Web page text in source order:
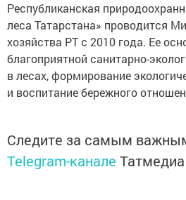
Республиканская
леса Татарстана» проводится
хозяйства РТ с 2010 года. Ее
благоприятной санитарно-
в лесах, формирование
и воспитание бережного
Следите за самым
Telegram-канале Татмедиа